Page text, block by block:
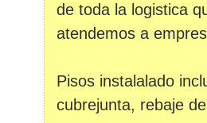
de toda la logistica
atendemos a
Pisos instalalado
cubrejunta, rebaje